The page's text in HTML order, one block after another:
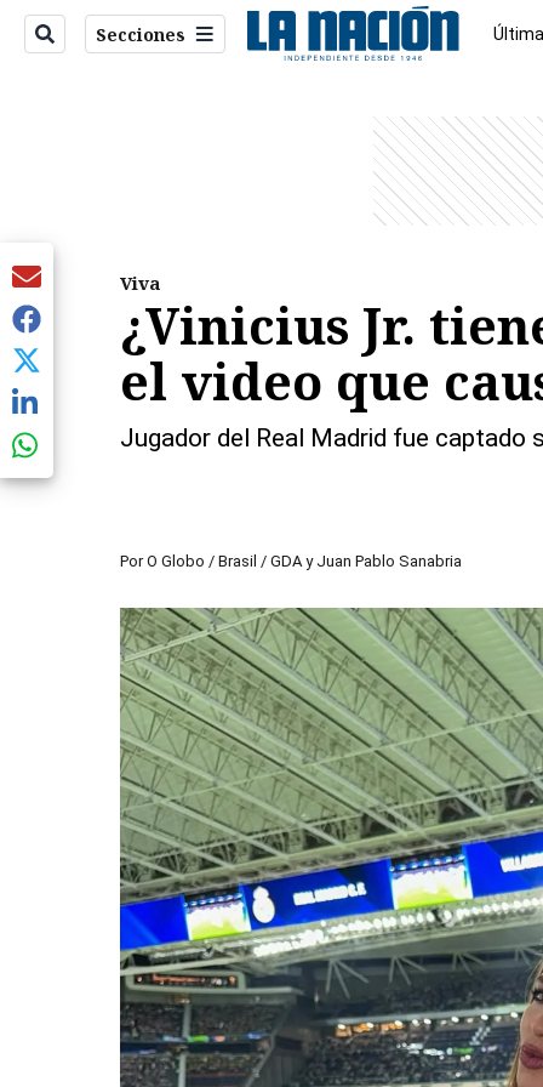
Secciones
Viva
¿Vinicius Jr.
el video que
Jugador del Real Madrid fue captado
Por O Globo / Brasil / GDA y Juan Pablo Sanabria